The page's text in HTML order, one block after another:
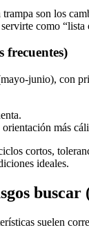
son los
como
junio), con
más
cortos,
ideales.
buscar
suelen